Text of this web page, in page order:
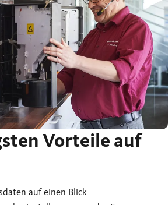
Vorteile auf
auf einen Blick